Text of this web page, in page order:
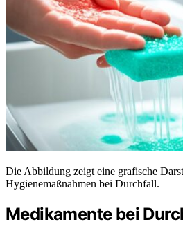
Die Abbildung zeigt eine grafische
Hygienemaßnahmen bei Durchfall.
Medikamente bei